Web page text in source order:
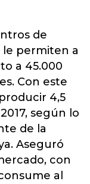
de
le permiten a
a 45.000
Con este
4,5
según lo
de la
Aseguró
con
al